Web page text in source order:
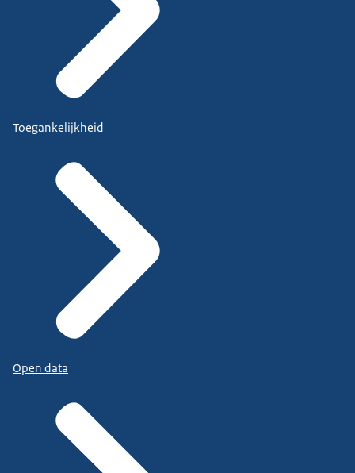
Toegankelijkheid
Open data